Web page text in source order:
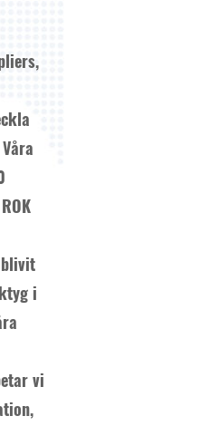
blivit
i
vi